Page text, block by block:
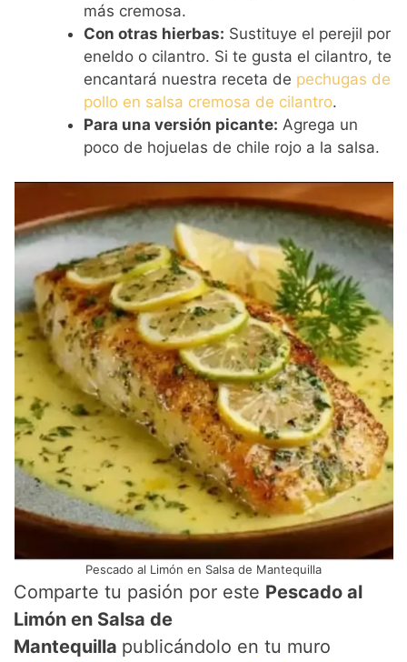
más cremosa.
Con otras hierbas: Sustituye el perejil por
eneldo o cilantro. Si te gusta el cilantro, te
encantará nuestra receta de pechugas de
pollo en salsa cremosa de cilantro.
Para una versión picante: Agrega un
poco de hojuelas de chile rojo a la salsa.
Pescado al Limón en Salsa de Mantequilla
Comparte tu pasión por este Pescado al
Limón en Salsa de
Mantequilla publicándolo en tu muro